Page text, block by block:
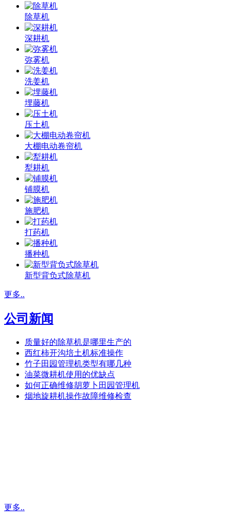
除草机
深耕机
弥雾机
洗姜机
埋藤机
压土机
大棚电动卷帘机
犁耕机
铺膜机
施肥机
打药机
播种机
新型背负式除草机
更多..
公司新闻
质量好的除草机是哪里生产的
西红柿开沟培土机标准操作
竹子田园管理机类型有哪几种
油菜微耕机使用的优缺点
如何正确维修胡萝卜田园管理机
烟地旋耕机操作故障维修检查
更多..